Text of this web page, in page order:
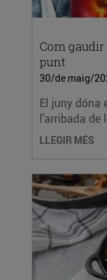
Com
punt
30/de maig/
El juny dóna
l’arribada
LLEGIR MÉS